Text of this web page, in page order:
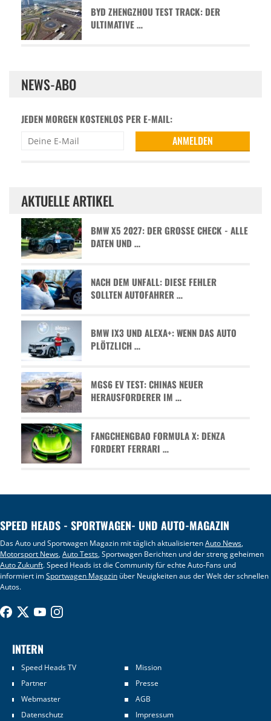
BYD ZHENGZHOU TEST TRACK: DER
ULTIMATIVE …
NEWS-ABO
JEDEN MORGEN KOSTENLOS PER E-MAIL:
AKTUELLE ARTIKEL
BMW X5 2027: DER GROSSE CHECK - ALLE D
ATEN UND …
NACH DEM UNFALL: DIESE FEHLER
SOLLTEN AUTOFAHRER …
BMW IX3 UND ALEXA+: WENN DAS AUTO
PLÖTZLICH …
MGS6 EV TEST: CHINAS NEUER
HERAUSFORDERER IM …
FANGCHENGBAO FORMULA X: DENZA
FORDERT FERRARI …
SPEED HEADS - SPORTWAGEN- UND AUTO-MAGAZIN
Das Auto und Sportwagen Magazin mit täglich aktualisiertenAuto News,
Motorsport News,Auto Tests, Sportwagen Berichten und der streng geheimen
Auto Zukunft. Speed Heads ist die Community für echte Auto-Fans und
informiert imSportwagen Magazin über Neuigkeiten aus der Welt der schnellen
Autos.
INTERN
Speed Heads TV
Mission
Partner
Presse
Webmaster
AGB
Datenschutz
Impressum